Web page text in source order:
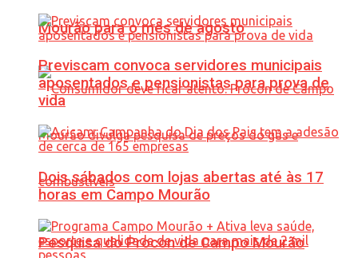
Mourão para o mês de agosto
Pesquisa do Procon de Campo Mourão
Previscam convoca servidores municipais
aposentados e pensionistas para prova de
vida
Dois sábados com lojas abertas até às 17
horas em Campo Mourão